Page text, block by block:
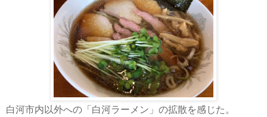
白河市内以外への「白河ラーメン」の拡散を感じた。